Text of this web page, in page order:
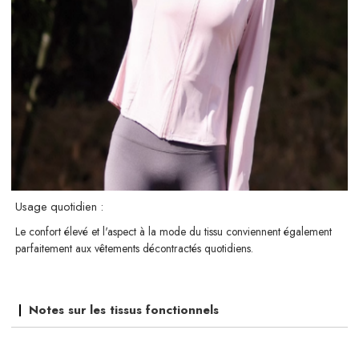
Usage quotidien :
Le confort élevé et l'aspect à la mode du tissu conviennent également
parfaitement aux vêtements décontractés quotidiens.
Notes sur les tissus fonctionnels